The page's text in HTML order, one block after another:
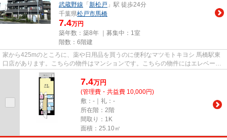
武蔵野線 「 新松戸 」駅 徒歩24分
千葉県松戸市馬橋
7.4万円
築年数：築8年 ｜募集中： 1室
階数：6階建
家から425mのところに、薬や日用品を買うのに便利なマツモトキヨシ 馬橋駅東
口店があります。こちらの物件はマンションです。こちらの物件にはエレベータ
ーが付いています。築6年の設...
7.4万円
(管理費・共益費 10,000円)
敷：-｜礼：-
所在階：2階
間取り：1K
面積：25.10㎡